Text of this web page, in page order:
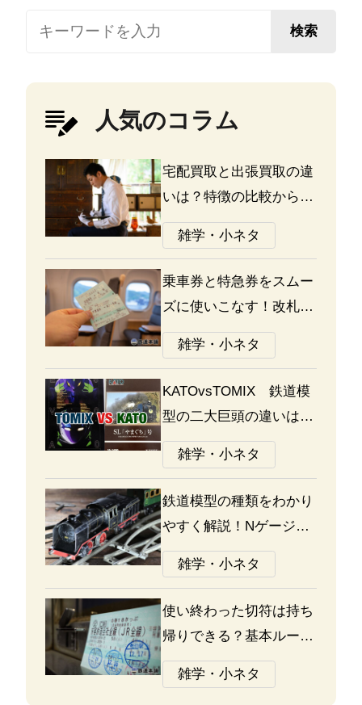
検索
人気のコラム
宅配買取と出張買取の違
いは？特徴の比較から探
る選び方のポイント
雑学・小ネタ
乗車券と特急券をスムー
ズに使いこなす！改札の
通り方ガイド
雑学・小ネタ
KATOvsTOMIX 鉄道模
型の二大巨頭の違いは何
か？あなたはどっち派？
雑学・小ネタ
鉄道模型の種類をわかり
やすく解説！Nゲージ、
Oゲージ、Zゲージなど
の違いについて
雑学・小ネタ
使い終わった切符は持ち
帰りできる？基本ルール
と注意点
雑学・小ネタ